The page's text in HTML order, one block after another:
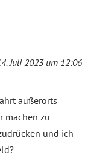
Juli 2023 um 12:06
außerorts
machen zu
und ich